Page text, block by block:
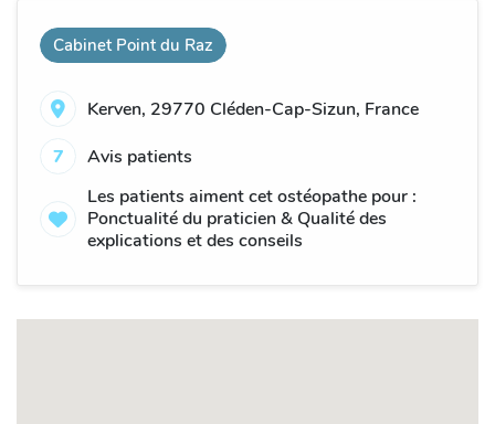
Cabinet Point du Raz
Kerven, 29770 Cléden-Cap-Sizun, France
7
Avis patients
Les patients aiment cet ostéopathe pour :
Ponctualité du praticien & Qualité des
explications et des conseils